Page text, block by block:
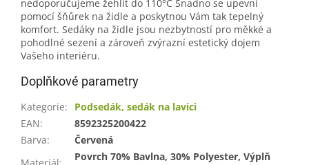
nedoporučujeme žehlit do 110°C Snadno se upevní
pomocí šňůrek na židle a poskytnou Vám tak tepelný
komfort. Sedáky na židle jsou nezbytností pro měkké a
pohodlné sezení a zároveň zvýrazní estetický dojem
Vašeho interiéru.
Doplňkové parametry
Kategorie:
Podsedák, sedák na lavici
EAN:
8592325200422
Barva:
Červená
Povrch 70% Bavlna, 30% Polyester, Výplň